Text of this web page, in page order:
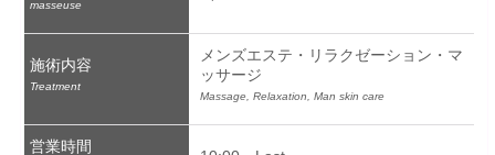
masseuse
施術内容
Treatment
メンズエステ・リラクゼーション・マ
ッサージ
Massage, Relaxation, Man skin care
営業時間